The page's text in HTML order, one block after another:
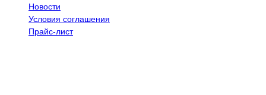
Новости
Условия соглашения
Прайс-лист